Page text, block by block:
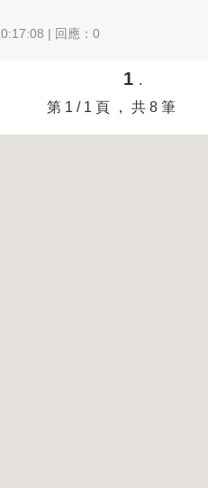
| 回應：0
1 .
第 1 / 1 頁 ， 共 8 筆